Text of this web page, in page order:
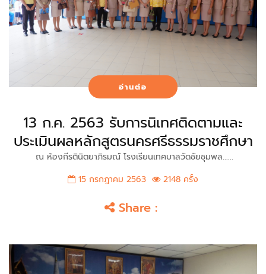
อ่านต่อ
13 ก.ค. 2563 รับการนิเทศติดตามและ
ประเมินผลหลักสูตรนครศรีธรรมราชศึกษา
ณ ห้องกีรตินิตยาภิรมณ์ โรงเรียนเทศบาลวัดชัยชุมพล......
15 กรกฎาคม 2563
2148 ครั้ง
Share :